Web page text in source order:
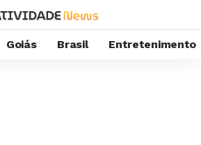
Goiás Brasil Entretenimento